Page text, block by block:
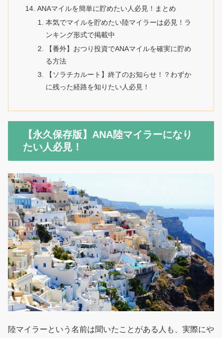
ANAマイルを簡単に貯めたい人必見！まとめ
本気でマイルを貯めたい陸マイラーは必見！ラ
ンキング形式で掲載中
【番外】おつり投資でANAマイルを確実に貯め
る方法
【ソラチカルート】終了のお知らせ！？わずか
に残った経路を知りたい人必見！
【永久保存版】ANA陸マイラーになり
たい人必見！
陸マイラーという名前は聞いたことがある人も、実際にや